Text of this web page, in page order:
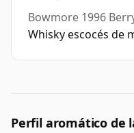
Bowmore 1996
Whisky escocés de
Perfil aromático de